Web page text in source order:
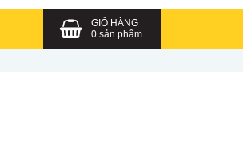
GIỎ HÀNG
0 sản phẩm